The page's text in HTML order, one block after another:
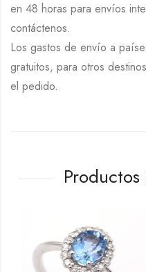
en 48 horas para envíos
contáctenos.
Los gastos de envío a
gratuitos, para otros
el pedido.